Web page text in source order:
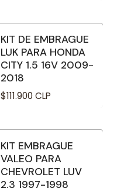
No disponible
KIT DE EMBRAGUE
LUK PARA HONDA
CITY 1.5 16V 2009-
2018
$111.900 CLP
No disponible
KIT EMBRAGUE
VALEO PARA
CHEVROLET LUV
2.3 1997-1998